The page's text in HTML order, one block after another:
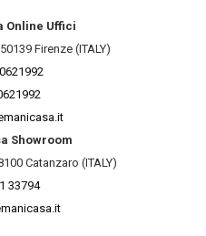
Online Uffici
Firenze (ITALY)
Showroom
Catanzaro (ITALY)
33794